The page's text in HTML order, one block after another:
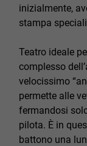
inizialmente,
stampa
Teatro ideale
complesso
velocissimo
permette alle
fermandosi
pilota. È in
battono una